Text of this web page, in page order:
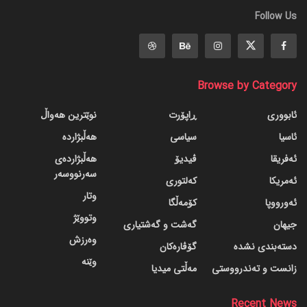
Follow Us
Browse by Category
ئابووری
ئاسیا
ئەفریقا
ئەمریکا
ئەورووپا
جیهان
دسته‌بندی نشده
زانست و تەندرووستی
ڕاپۆرت
سیاسی
ڤیدیۆ
کەلتوری
کۆمەڵگا
گه‌شت و گه‌شتیاری
گۆڤاره‌کان
مەڵتی میدیا
نوێترین هەواڵ
هەڵبژاردە
هەڵبژاردەی
سەرنووسەر
وتار
وتووێژ
وەرزش
وێنە